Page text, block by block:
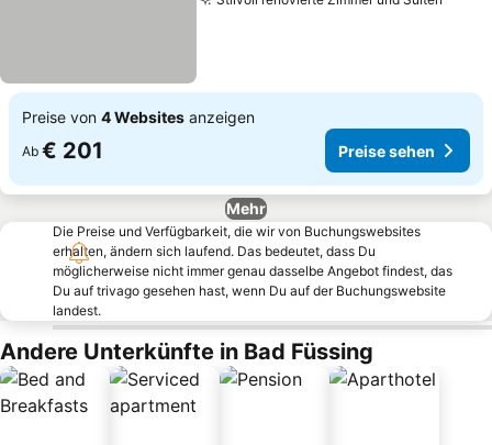
Preise von 4 Websites anzeigen
Ab € 201 Preise sehen
Mehr
Die Preise und Verfügbarkeit, die wir von Buchungswebsites
erhalten, ändern sich laufend. Das bedeutet, dass Du
möglicherweise nicht immer genau dasselbe Angebot findest, das
Du auf trivago gesehen hast, wenn Du auf der Buchungswebsite
landest.
Andere Unterkünfte in Bad Füssing